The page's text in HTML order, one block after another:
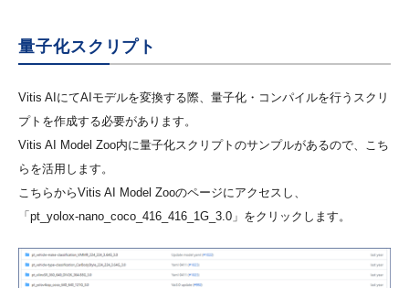
量子化スクリプト
Vitis AIにてAIモデルを変換する際、量子化・コンパイルを行うスクリ
プトを作成する必要があります。
Vitis AI Model Zoo内に量子化スクリプトのサンプルがあるので、こち
らを活用します。
こちらからVitis AI Model Zooのページにアクセスし、
「pt_yolox-nano_coco_416_416_1G_3.0」をクリックします。